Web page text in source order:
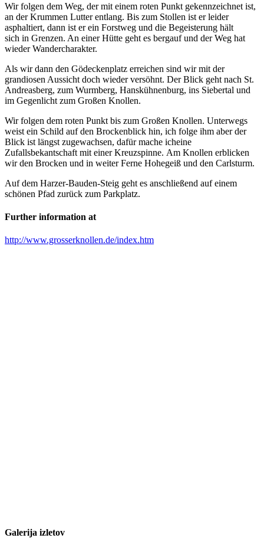
Wir folgen dem Weg, der mit einem roten Punkt gekennzeichnet ist,
an der Krummen Lutter entlang. Bis zum Stollen ist er leider
asphaltiert, dann ist er ein Forstweg und die Begeisterung hält
sich in Grenzen. An einer Hütte geht es bergauf und der Weg hat
wieder Wandercharakter.
Als wir dann den Gödeckenplatz erreichen sind wir mit der
grandiosen Aussicht doch wieder versöhnt. Der Blick geht nach St.
Andreasberg, zum Wurmberg, Hanskühnenburg, ins Siebertal und
im Gegenlicht zum Großen Knollen.
Wir folgen dem roten Punkt bis zum Großen Knollen. Unterwegs
weist ein Schild auf den Brockenblick hin, ich folge ihm aber der
Blick ist längst zugewachsen, dafür mache icheine
Zufallsbekantschaft mit einer Kreuzspinne. Am Knollen erblicken
wir den Brocken und in weiter Ferne Hohegeiß und den Carlsturm.
Auf dem Harzer-Bauden-Steig geht es anschließend auf einem
schönen Pfad zurück zum Parkplatz.
Further information at
http://www.grosserknollen.de/index.htm
Galerija izletov